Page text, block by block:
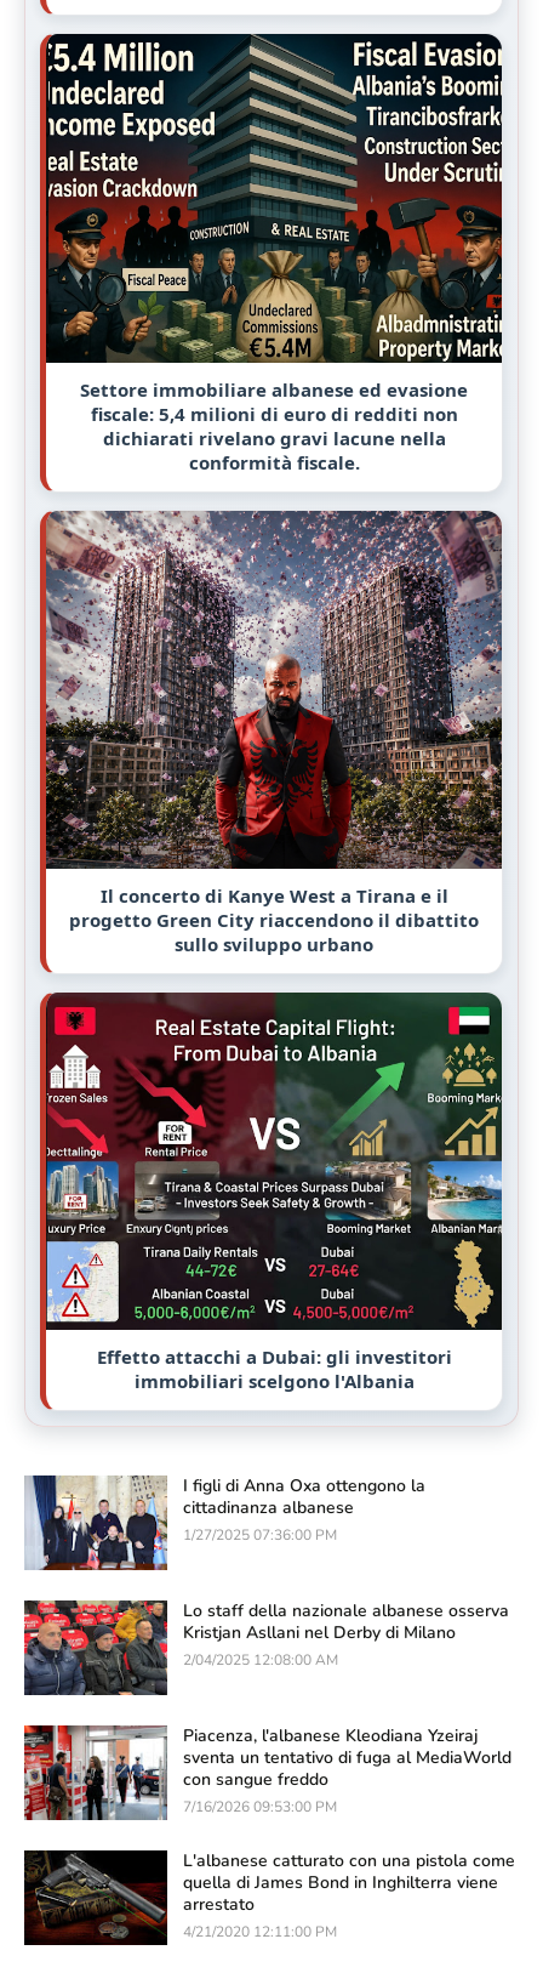
Settore immobiliare albanese ed evasione
fiscale: 5,4 milioni di euro di redditi non
dichiarati rivelano gravi lacune nella
conformità fiscale.
Il concerto di Kanye West a Tirana e il
progetto Green City riaccendono il dibattito
sullo sviluppo urbano
Effetto attacchi a Dubai: gli investitori
immobiliari scelgono l'Albania
I figli di Anna Oxa ottengono la
cittadinanza albanese
1/27/2025 07:36:00 PM
Lo staff della nazionale albanese osserva
Kristjan Asllani nel Derby di Milano
2/04/2025 12:08:00 AM
Piacenza, l'albanese Kleodiana Yzeiraj
sventa un tentativo di fuga al MediaWorld
con sangue freddo
7/16/2026 09:53:00 PM
L'albanese catturato con una pistola come
quella di James Bond in Inghilterra viene
arrestato
4/21/2020 12:11:00 PM